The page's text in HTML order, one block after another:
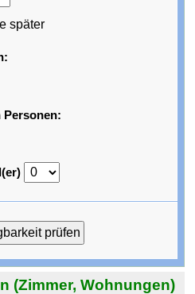
später
Personen:
(Zimmer, Wohnungen)